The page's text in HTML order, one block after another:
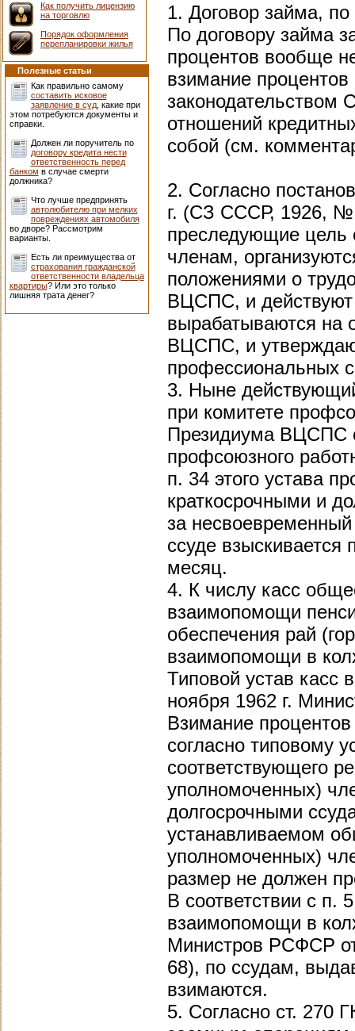
Как получить лицензию
на торговлю
Порядок оформления
перепланировки жилья
Полезные статьи
Как правильно самому
составить исковое
заявление в суд, какие при
этом потребуются документы и
справки.
Должен ли поручитель по
договору кредита нести
ответственность перед
банком в случае смерти
должника?
Что лучше предпринять
автолюбителю при мелких
повреждениях автомобиля
во дворе? Рассмотрим
варианты.
Есть ли преимущества от
страхования гражданской
ответственности владельца
квартиры? Или это только
лишняя трата денег?
1. Договор займа,
По договору займа
процентов вообще
взимание
законодательством
отношений
собой (см.
2. Согласно
г. (СЗ СССР, 1926, №
преследующие цель
членам,
положениями о
ВЦСПС, и действуют
вырабатываются на
ВЦСПС, и
профессиональных
3. Ныне
при комитете
Президиума ВЦСПС
профсоюзного
п. 34 этого устава
краткосрочными и
за несвоевременный
ссуде
месяц.
4. К числу касс
взаимопомощи
обеспечения рай
взаимопомощи в
Типовой устав касс
ноября 1962 г.
Взимание
согласно типовому
соответствующего
уполномоченных)
долгосрочными
устанавливаемом
уполномоченных)
размер не должен
В соответствии с п.
взаимопомощи в
Министров РСФСР
68), по ссудам,
взимаются.
5. Согласно ст. 270